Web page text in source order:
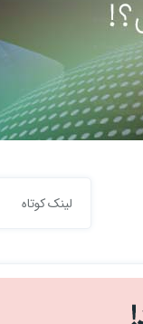
لینک کوتاه